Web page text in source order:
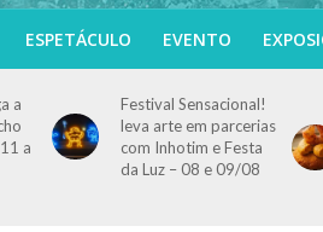
ESPETÁCULO EVENTO
a
a
Festival Sensacional!
leva arte em parcerias
com Inhotim e Festa
da Luz – 08 e 09/08